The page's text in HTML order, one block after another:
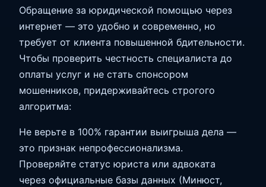
Обращение за юридической помощью через
интернет — это удобно и современно, но
требует от клиента повышенной бдительности.
Чтобы проверить честность специалиста до
оплаты услуг и не стать спонсором
мошенников, придерживайтесь строгого
алгоритма:
Не верьте в 100% гарантии выигрыша дела —
это признак непрофессионализма.
Проверяйте статус юриста или адвоката
через официальные базы данных (Минюст,